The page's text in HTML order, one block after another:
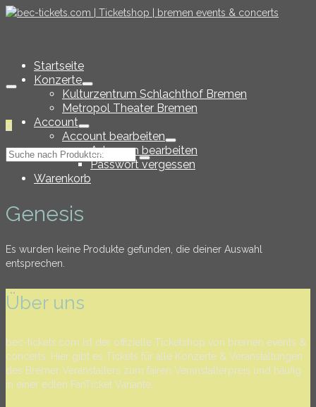
0
Suche
Startseite
Konzerte
Kulturzentrum Schlachthof Bremen
Metropol Theater Bremen
Account
Account bearbeiten
Adressen bearbeiten
Passwort vergessen
Warenkorb
Genesis
Es wurden keine Produkte gefunden, die deiner Auswahl
entsprechen.
Über uns
bec-tickets.com ist der offizielle Ticketshop von bremen events &
concerts. Hier gibt es Tickets für alle Konzerte & Veranstaltungen
des Bremer Veranstalters zum fairen Veranstalterpreis und häufig
in einer edlen FanTicket Variante.